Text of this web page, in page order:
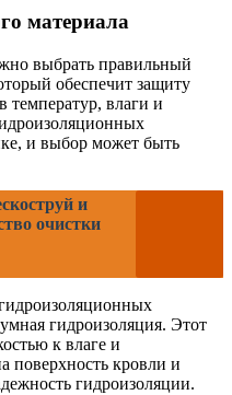
материала
выбрать правильный
обеспечит защиту
температур, влаги и
и выбор может быть
и
очистки
гидроизоляция. Этот
к влаге и
поверхность кровли и
гидроизоляции.